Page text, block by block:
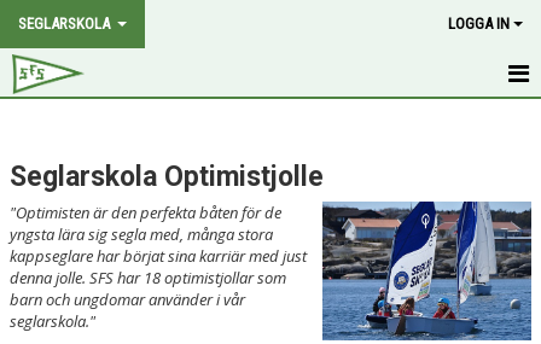
SEGLARSKOLA LOGGA IN
BOKA/ANMÄLAN
OPTIMISTJOLLE
RS-FEVA/2-KRONA
606 KÖLBÅT
Seglarskola Optimistjolle
"Optimisten är den perfekta båten för de
yngsta lära sig segla med, många stora
kappseglare har börjat sina karriär med just
denna jolle. SFS har 18 optimistjollar som
barn och ungdomar använder i vår
seglarskola."